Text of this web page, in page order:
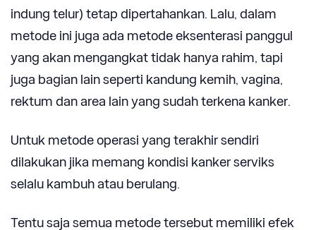
indung telur) tetap dipertahankan. Lalu, dalam
metode ini juga ada metode eksenterasi panggul
yang akan mengangkat tidak hanya rahim, tapi
juga bagian lain seperti kandung kemih, vagina,
rektum dan area lain yang sudah terkena kanker.
Untuk metode operasi yang terakhir sendiri
dilakukan jika memang kondisi kanker serviks
selalu kambuh atau berulang.
Tentu saja semua metode tersebut memiliki efek